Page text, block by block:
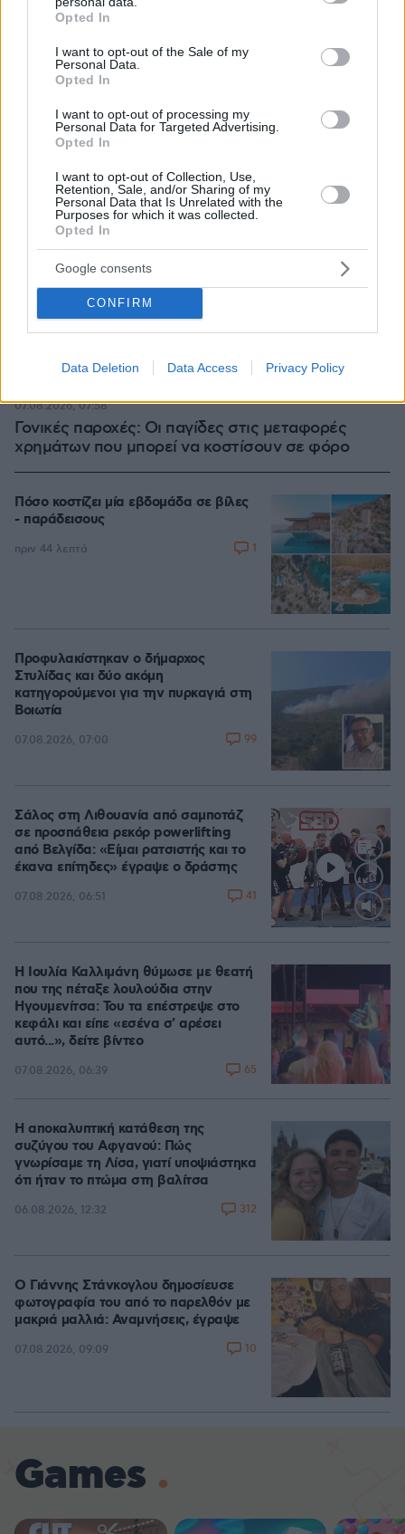
grant or deny consent to Google and its third-party tags to
use your data for below specified purposes in below Google
consent section.
Opted In
I want to opt-out of the Sale of my
Personal Data.
Opted In
I want to opt-out of processing my
Personal Data for Targeted Advertising.
Opted In
I want to opt-out of Collection, Use,
Retention, Sale, and/or Sharing of my
Personal Data that Is Unrelated with the
Purposes for which it was collected.
Opted In
Google consents
CONFIRM
Data Deletion Data Access Privacy Policy
Γονικές παροχές: Οι παγίδες στις μεταφορές
χρημάτων που μπορεί να κοστίσουν σε φόρο
07.08.2026, 07:58
Πόσο κοστίζει μία εβδομάδα σε βίλες
- παράδεισους
πριν 44 λεπτά 1
Προφυλακίστηκαν ο δήμαρχος
Στυλίδας και δύο ακόμη
κατηγορούμενοι για την πυρκαγιά στη
Βοιωτία
07.08.2026, 07:00 99
Loaded
Σάλος στη Λιθουανία από σαμποτάζ
σε προσπάθεια ρεκόρ powerlifting
από Βελγίδα: «Είμαι ρατσιστής και το
έκανα επίτηδες» έγραψε ο δράστης
07.08.2026, 06:51 41
Η Ιουλία Καλλιμάνη θύμωσε με θεατή
που της πέταξε λουλούδια στην
Ηγουμενίτσα: Του τα επέστρεψε στο
κεφάλι και είπε «εσένα σ' αρέσει
αυτό...», δείτε βίντεο
07.08.2026, 06:39 65
Η αποκαλυπτική κατάθεση της
συζύγου του Αφγανού: Πώς
γνωρίσαμε τη Λίσα, γιατί υποψιάστηκα
ότι ήταν το πτώμα στη βαλίτσα
06.08.2026, 12:32 312
Ο Γιάννης Στάνκογλου δημοσίευσε
φωτογραφία του από το παρελθόν με
μακριά μαλλιά: Αναμνήσεις, έγραψε
07.08.2026, 09:09 10
Games